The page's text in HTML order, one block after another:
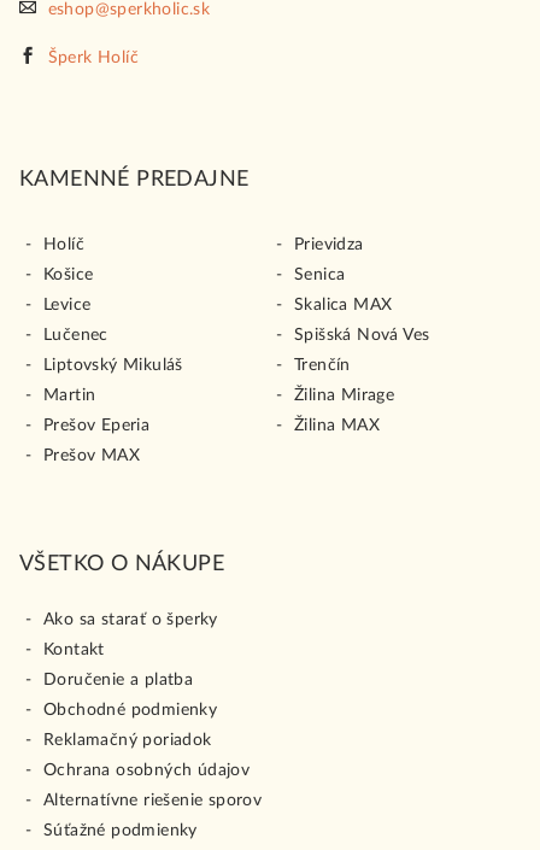
eshop@sperkholic.sk
Šperk Holíč
KAMENNÉ PREDAJNE
Holíč
Košice
Levice
Lučenec
Liptovský Mikuláš
Martin
Prešov Eperia
Prešov MAX
Prievidza
Senica
Skalica MAX
Spišská Nová Ves
Trenčín
Žilina Mirage
Žilina MAX
VŠETKO O NÁKUPE
Ako sa starať o šperky
Kontakt
Doručenie a platba
Obchodné podmienky
Reklamačný poriadok
Ochrana osobných údajov
Alternatívne riešenie sporov
Súťažné podmienky